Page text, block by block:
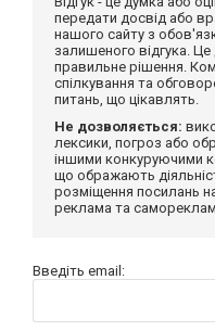
передати досвід або
нашого сайту з
залишеного відгука.
правильне рішення.
спілкування та
питань, що цікавлять.
Не дозволяється:
лексики, погроз або
іншими конкуруючими
що ображають
розміщення посилань
реклама та
Введіть email: